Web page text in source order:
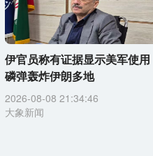
伊官员称有证据显示美军使用
磷弹轰炸伊朗多地
2026-08-08 21:34:46
大象新闻